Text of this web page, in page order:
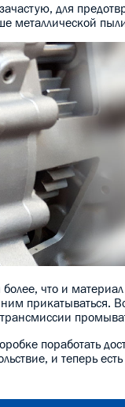
для
металлической
что и
прикатываться.
поработать
и теперь